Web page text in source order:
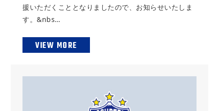
援いただくこととなりましたので、お知らせいたしま
す。&nbs…
VIEW MORE